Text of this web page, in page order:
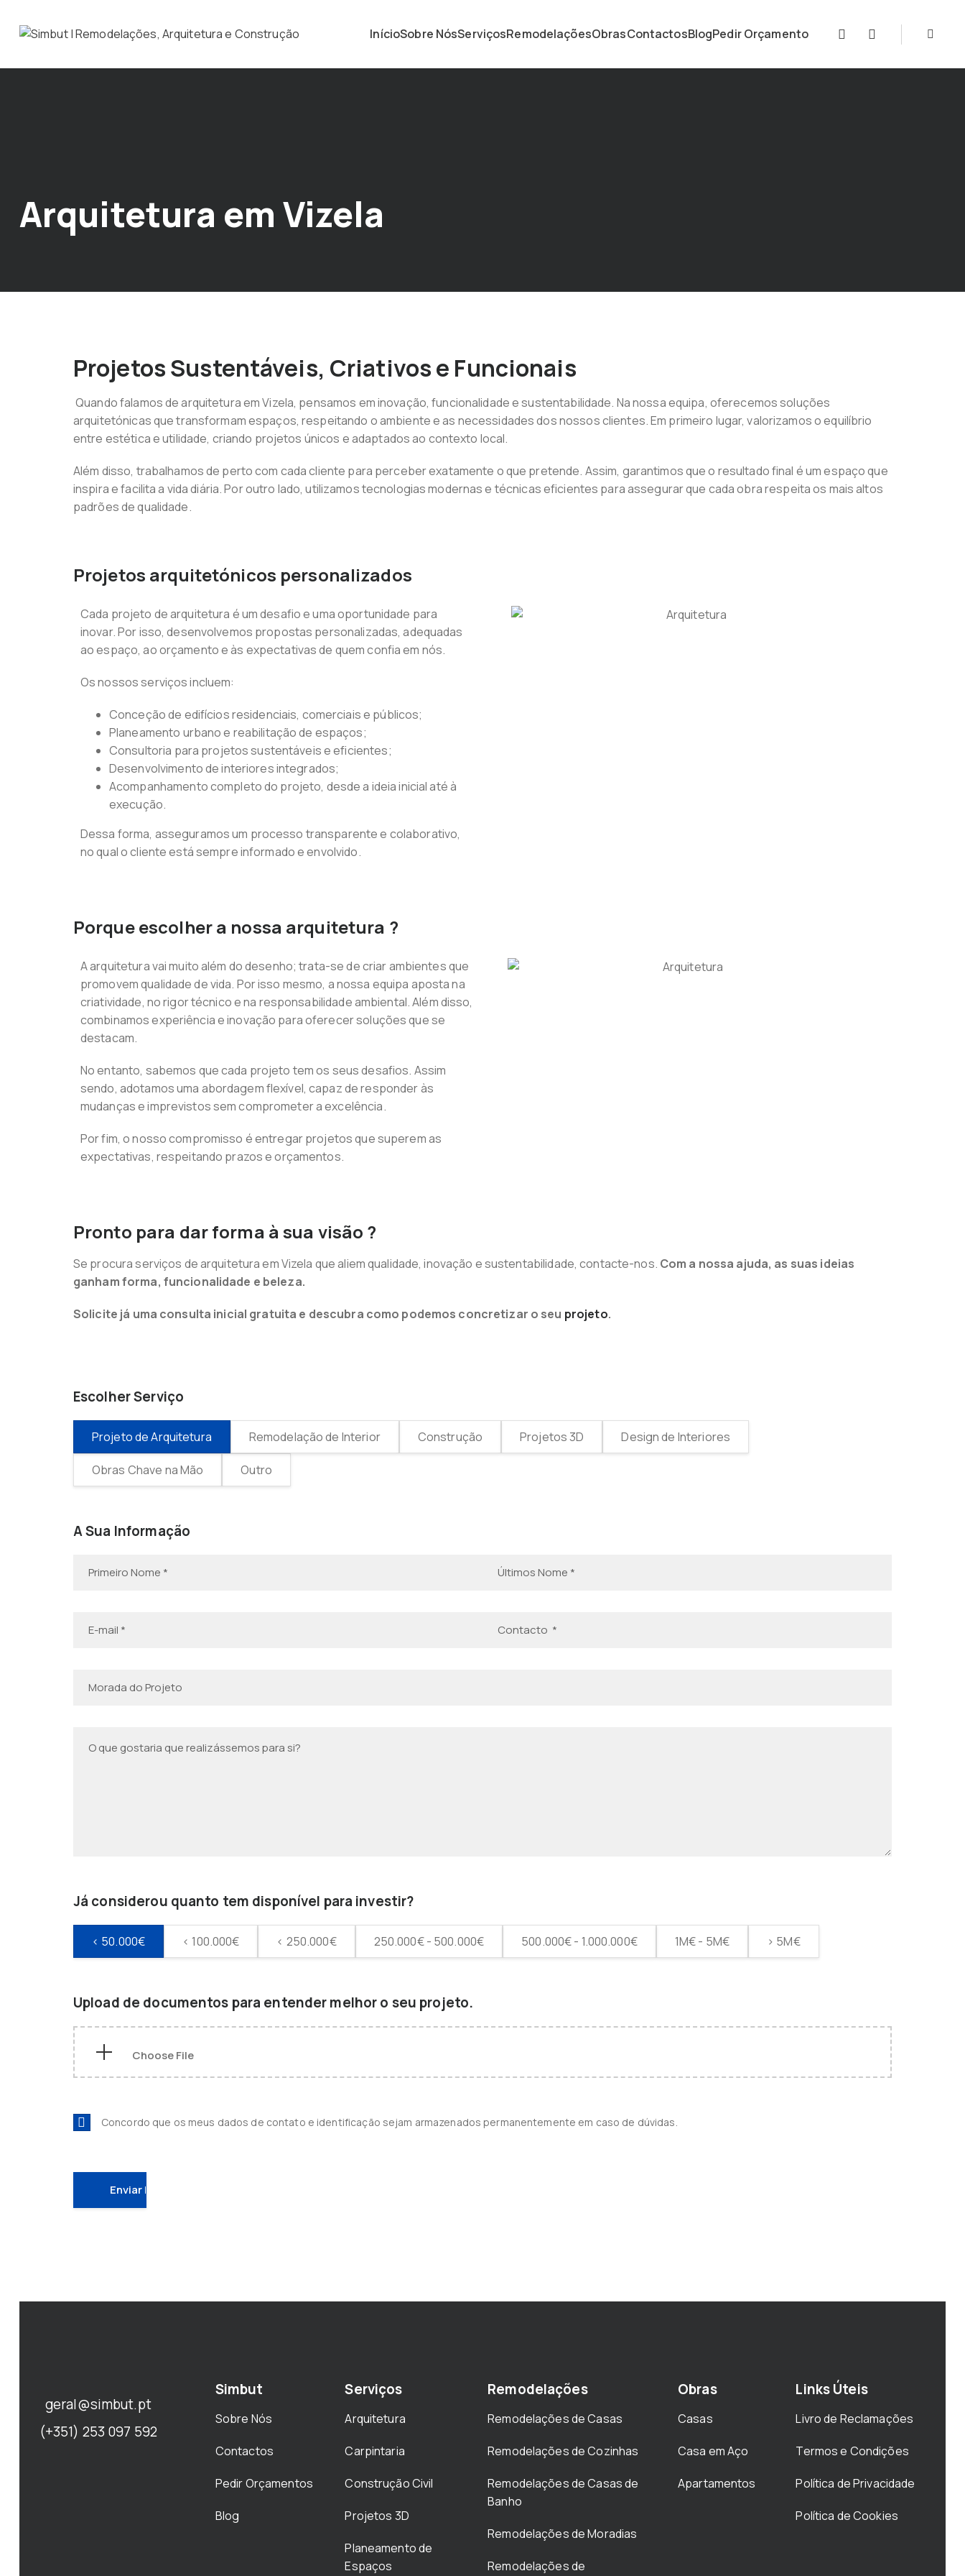
InícioSobre NósServiçosRemodelaçõesObrasContactosBlogPedir Orçamento
Arquitetura em Vizela
Projetos Sustentáveis, Criativos e Funcionais
Quando falamos de arquitetura em Vizela, pensamos em inovação, funcionalidade e sustentabilidade. Na nossa equipa, oferecemos soluções
arquitetónicas que transformam espaços, respeitando o ambiente e as necessidades dos nossos clientes. Em primeiro lugar, valorizamos o equilíbrio
entre estética e utilidade, criando projetos únicos e adaptados ao contexto local.
Além disso, trabalhamos de perto com cada cliente para perceber exatamente o que pretende. Assim, garantimos que o resultado final é um espaço que
inspira e facilita a vida diária. Por outro lado, utilizamos tecnologias modernas e técnicas eficientes para assegurar que cada obra respeita os mais altos
padrões de qualidade.
Projetos arquitetónicos personalizados
Cada projeto de arquitetura é um desafio e uma oportunidade para
inovar. Por isso, desenvolvemos propostas personalizadas, adequadas
ao espaço, ao orçamento e às expectativas de quem confia em nós.
Os nossos serviços incluem:
Conceção de edifícios residenciais, comerciais e públicos;
Planeamento urbano e reabilitação de espaços;
Consultoria para projetos sustentáveis e eficientes;
Desenvolvimento de interiores integrados;
Acompanhamento completo do projeto, desde a ideia inicial até à
execução.
Dessa forma, asseguramos um processo transparente e colaborativo,
no qual o cliente está sempre informado e envolvido.
Porque escolher a nossa arquitetura ?
A arquitetura vai muito além do desenho; trata-se de criar ambientes que
promovem qualidade de vida. Por isso mesmo, a nossa equipa aposta na
criatividade, no rigor técnico e na responsabilidade ambiental. Além disso,
combinamos experiência e inovação para oferecer soluções que se
destacam.
No entanto, sabemos que cada projeto tem os seus desafios. Assim
sendo, adotamos uma abordagem flexível, capaz de responder às
mudanças e imprevistos sem comprometer a excelência.
Por fim, o nosso compromisso é entregar projetos que superem as
expectativas, respeitando prazos e orçamentos.
Pronto para dar forma à sua visão ?
Se procura serviços de arquitetura em Vizela que aliem qualidade, inovação e sustentabilidade, contacte-nos. Com a nossa ajuda, as suas ideias
ganham forma, funcionalidade e beleza.
Solicite já uma consulta inicial gratuita e descubra como podemos concretizar o seu projeto.
Escolher Serviço
Projeto de Arquitetura Remodelação de Interior Construção Projetos 3D Design de Interiores
Obras Chave na Mão Outro
A Sua Informação
Já considerou quanto tem disponível para investir?
< 50.000€ < 100.000€ < 250.000€ 250.000€ - 500.000€ 500.000€ - 1.000.000€ 1M€ - 5M€ > 5M€
Upload de documentos para entender melhor o seu projeto.
Concordo que os meus dados de contato e identificação sejam armazenados permanentemente em caso de dúvidas.
geral@simbut.pt
(+351) 253 097 592
Simbut
Sobre Nós
Contactos
Pedir Orçamentos
Blog
Serviços
Arquitetura
Carpintaria
Construção Civil
Projetos 3D
Planeamento de
Espaços
Remodelações
Remodelações de Casas
Remodelações de Cozinhas
Remodelações de Casas de
Banho
Remodelações de Moradias
Remodelações de
Obras
Casas
Casa em Aço
Apartamentos
Links Úteis
Livro de Reclamações
Termos e Condições
Política de Privacidade
Política de Cookies